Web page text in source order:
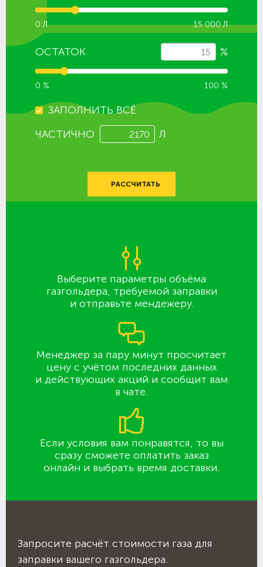
0 Л 15 000 Л
ОСТАТОК %
0 % 100 %
ЗАПОЛНИТЬ ВСЁ
ЧАСТИЧНО
Л
РАССЧИТАТЬ
Выберите параметры объёма
газгольдера, требуемой заправки
и отправьте мендежеру.
Менеджер за пару минут просчитает
цену с учётом последних данных
и действующих акций и сообщит вам
в чате.
Если условия вам понравятся, то вы
сразу сможете оплатить заказ
онлайн и выбрать время доставки.
Запросите расчёт стоимости газа для
заправки вашего газгольдера.